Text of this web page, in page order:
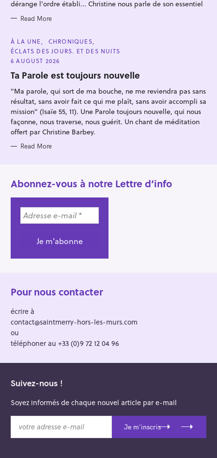
dérange l'ordre établi... Christine nous parle de son essentiel
Read More
C
A
T
E
O
R
E
À LA UNE
CHRONIQUES
ÉCLATS DES JOURS. ET DES NUITS
6 AUGUST 2026
Ta Parole est toujours nouvelle
"Ma parole, qui sort de ma bouche, ne me reviendra pas sans
résultat, sans avoir fait ce qui me plaît, sans avoir accompli sa
mission" (Isaïe 55, 11). Une Parole toujours nouvelle, qui nous
façonne, nous traverse, nous guérit. Un chant de méditation
offert par Christine Barbey.
Read More
Abonnez-vous à notre Lettre d’info
Pour nous contacter
écrire à
contact@saintmerry-hors-les-murs.com
ou
téléphoner au +33 (0)9 72 12 04 96
Suivez-nous !
Soyez informés de chaque nouvel article par e-mail
t
Je m'inscris